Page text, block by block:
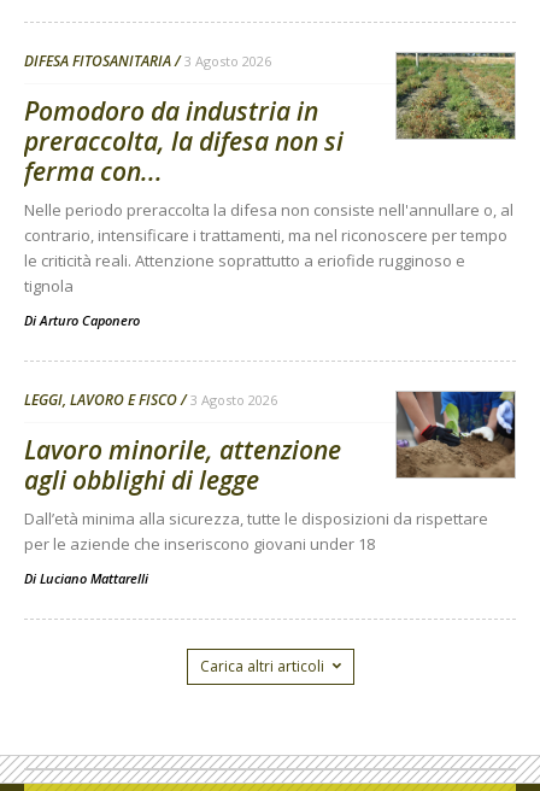
DIFESA FITOSANITARIA 3 Agosto 2026
Pomodoro da industria in
preraccolta, la difesa non si
ferma con...
Nelle periodo preraccolta la difesa non consiste nell'annullare o, al
contrario, intensificare i trattamenti, ma nel riconoscere per tempo
le criticità reali. Attenzione soprattutto a eriofide rugginoso e
tignola
Di Arturo Caponero
LEGGI, LAVORO E FISCO 3 Agosto 2026
Lavoro minorile, attenzione
agli obblighi di legge
Dall’età minima alla sicurezza, tutte le disposizioni da rispettare
per le aziende che inseriscono giovani under 18
Di Luciano Mattarelli
Carica altri articoli